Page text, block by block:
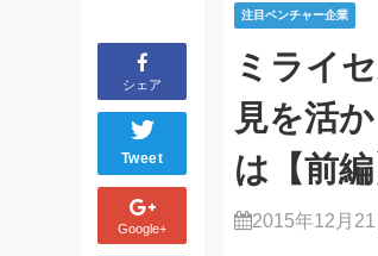
シェア
Tweet
Google+
注目ベンチャー企業
ミライ
見を活
は【前編
2015年12月21